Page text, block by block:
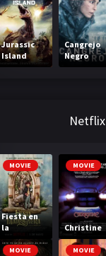
Warner
Jurassic
Island
Cangrejo
Negro
(Black
Netflix
MOVIE
Fiesta en
la
Madriguer
a
MOVIE
Christine
MOVIE MOVIE